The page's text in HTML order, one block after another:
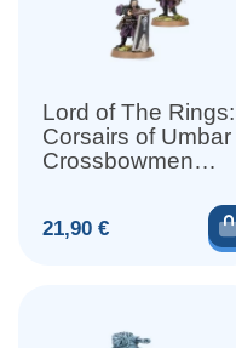
Lord of The Rings:
Corsairs of Umbar
Crossbowmen
Prix
21,90 €